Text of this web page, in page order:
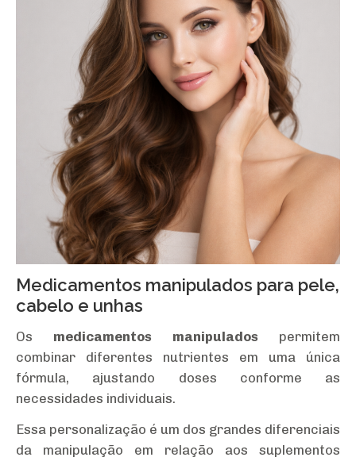
Medicamentos manipulados para pele,
cabelo e unhas
Os medicamentos manipulados permitem
combinar diferentes nutrientes em uma única
fórmula, ajustando doses conforme as
necessidades individuais.
Essa personalização é um dos grandes diferenciais
da manipulação em relação aos suplementos